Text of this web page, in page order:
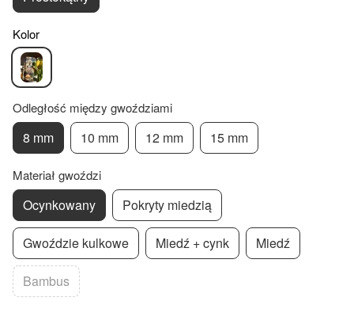
Kolor
Odległość między gwoździami
8 mm 10 mm 12 mm 15 mm
Materiał gwoździ
Ocynkowany Pokryty miedzią
Gwoździe kulkowe Miedź + cynk Miedź
Bambus